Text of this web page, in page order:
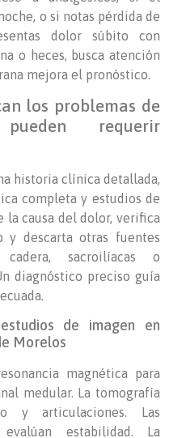
o si notas pérdida de
dolor súbito con
o heces, busca atención
mejora el pronóstico.
los problemas de
requerir
historia clínica detallada,
completa y estudios de
la causa del dolor, verifica
descarta otras fuentes
sacroilíacas o
diagnóstico preciso guía
de imagen en
Morelos
magnética para
medular. La tomografía
y articulaciones. Las
estabilidad. La